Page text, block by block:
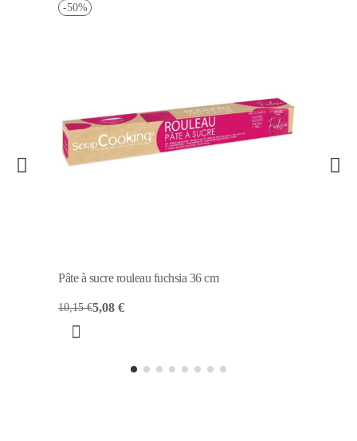
-50%
Pâte à sucre rouleau fuchsia 36 cm
10,15 €5,08 €